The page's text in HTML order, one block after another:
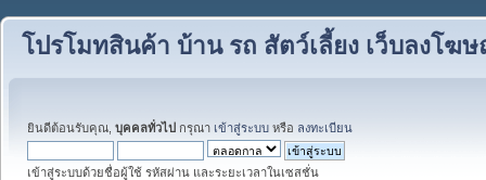
โปรโมทสินค้า บ้าน รถ สัตว์เลี้ยง เว็บลงโฆ
ยินดีต้อนรับคุณ, บุคคลทั่วไป กรุณา เข้าสู่ระบบ หรือ ลงทะเบียน
เข้าสู่ระบบด้วยชื่อผู้ใช้ รหัสผ่าน และระยะเวลาในเซสชั่น